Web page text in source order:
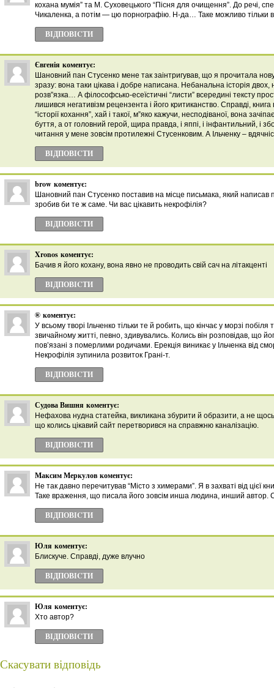
кохана мумія” та М. Суховецького “Пісня для очищення”. До речі,
Чикаленка, а потім — цю порнографію. Н-да… Таке можливо тільки
ВІДПОВІCТИ
Євгенія коментує:
Шановний пан Стусенко мене так заінтригував, що я прочитала
зразу: вона таки цікава і добре написана. Небанальна історія двох,
розв”язка… А філософсько-есеїстичні “листи” всередині тексту
лишився негативізм рецензента і його критиканство. Справді,
“історії кохання”, хай і такої, м”яко кажучи, несподіваної, вона
буття, а от головний герой, щира правда, і яппі, і інфантильний, і
читання у мене зовсім протилежні Стусенковим. А Ільченку –
ВІДПОВІCТИ
brow коментує:
Шановний пан Стусенко поставив на місце письмака, який написав
зробив би те ж саме. Чи вас цікавить некрофілія?
ВІДПОВІCТИ
Xronos коментує:
Бачив я його кохану, вона явно не проводить свій сач на літакценті
ВІДПОВІCТИ
® коментує:
У всьому творі Ільченко тільки те й робить, що кінчає у морзі побіля
звичайному житті, певно, здивувались. Колись він розповідав, що
пов’язані з померлими родичами. Ерекція виникає у Ільченка від
Некрофілія зупинила розвиток Грані-т.
ВІДПОВІCТИ
Судова Вишня коментує:
Нефахова нудна статейка, викликана збурити й образити, а не
що колись цікавий сайт перетворився на справжню каналізацію.
ВІДПОВІCТИ
Максим Меркулов коментує:
Не так давно перечитував “Місто з химерами”. Я в захваті від цієї
Таке враження, що писала його зовсім инша людина, инший автор.
ВІДПОВІCТИ
Юля коментує:
Блискуче. Справді, дуже влучно
ВІДПОВІCТИ
Юля коментує:
Хто автор?
ВІДПОВІCТИ
Скасувати відповідь